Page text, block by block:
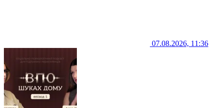
07.08.2026, 11:36